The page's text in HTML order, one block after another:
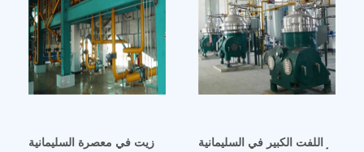
معالجة فول الصويا وتحويله إلى زيت في معصرة السليمانية
بذور اللفت الكبير في السليمانية